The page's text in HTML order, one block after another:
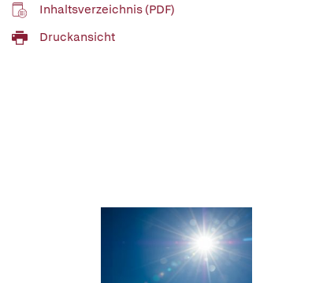
Inhaltsverzeichnis (PDF)
Druckansicht